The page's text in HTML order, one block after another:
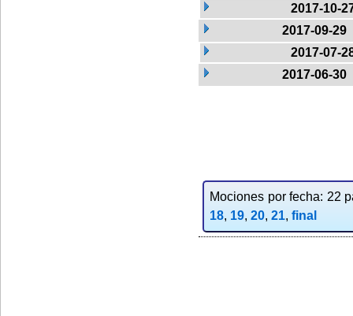
2017-10-
2017-09-29
2017-07-
2017-06-30
Mociones por fecha: 22
18, 19, 20, 21, final